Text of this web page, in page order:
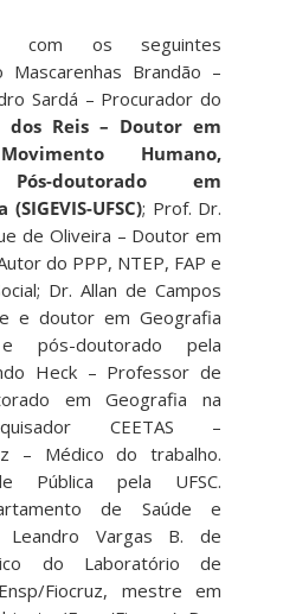
com os seguintes
Mascarenhas Brandão –
Sardá – Procurador do
dos Reis – Doutor em
Humano,
doutorado em
UFSC); Prof. Dr.
de Oliveira – Doutor em
do PPP, NTEP, FAP e
Dr. Allan de Campos
e doutor em Geografia
pós-doutorado pela
Heck – Professor de
em Geografia na
CEETAS –
– Médico do trabalho.
Pública pela UFSC.
de Saúde e
Leandro Vargas B. de
do Laboratório de
Fiocruz, mestre em